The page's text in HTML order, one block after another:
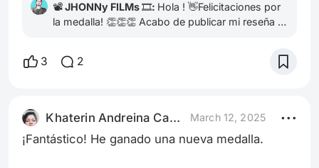
📽️ JHONNy FILMs 🎞️: Hola ! 👋Felicitaciones por
la medalla! 👏👏👏 Acabo de publicar mi reseña y
apoyo. Por supuesto, también estaré encantado
Meryl Streep: La Actriz que Haría Creíble hasta un
Mate Frío 🧉😖 ❄️Un abrazo!
3 2
Khaterin Andreina Castillo Rodri March 12, 2025
¡Fantástico! He ganado una nueva medalla.